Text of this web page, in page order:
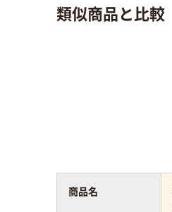
類似商品と比較
商品名